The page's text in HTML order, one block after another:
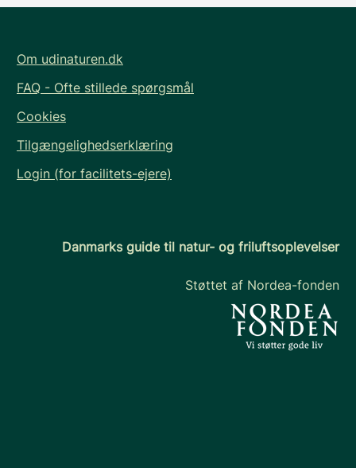
Om udinaturen.dk
FAQ - Ofte stillede spørgsmål
Cookies
Tilgængelighedserklæring
Login (for facilitets-ejere)
Danmarks guide til natur- og friluftsoplevelser
Støttet af Nordea-fonden